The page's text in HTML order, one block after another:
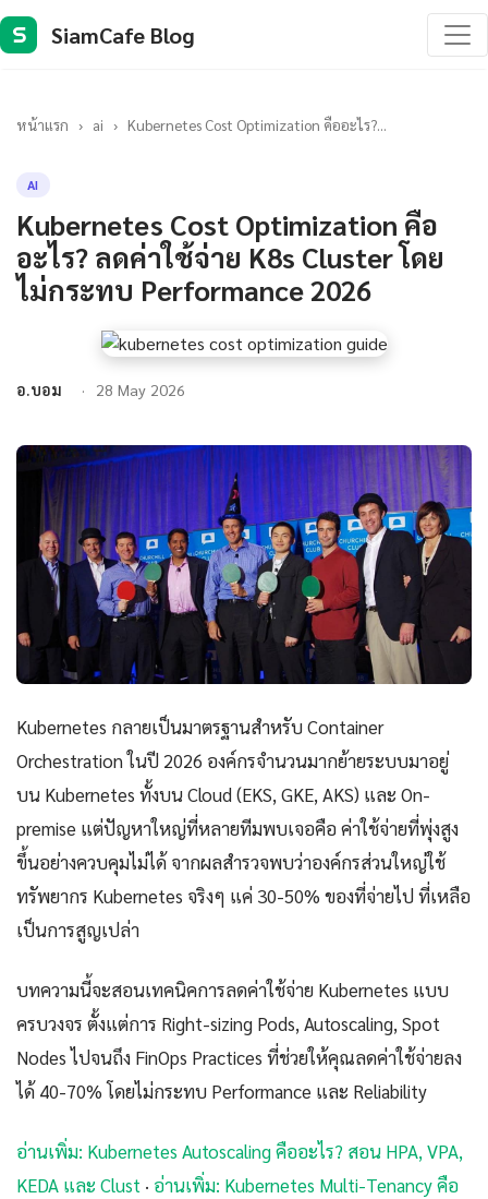
S SiamCafe Blog
หน้าแรก › ai › Kubernetes Cost Optimization คืออะไร?...
AI
Kubernetes Cost Optimization คือ
อะไร? ลดค่าใช้จ่าย K8s Cluster โดย
ไม่กระทบ Performance 2026
อ.บอม 28 May 2026
Kubernetes กลายเป็นมาตรฐานสำหรับ Container
Orchestration ในปี 2026 องค์กรจำนวนมากย้ายระบบมาอยู่
บน Kubernetes ทั้งบน Cloud (EKS, GKE, AKS) และ On-
premise แต่ปัญหาใหญ่ที่หลายทีมพบเจอคือ ค่าใช้จ่ายที่พุ่งสูง
ขึ้นอย่างควบคุมไม่ได้ จากผลสำรวจพบว่าองค์กรส่วนใหญ่ใช้
ทรัพยากร Kubernetes จริงๆ แค่ 30-50% ของที่จ่ายไป ที่เหลือ
เป็นการสูญเปล่า
บทความนี้จะสอนเทคนิคการลดค่าใช้จ่าย Kubernetes แบบ
ครบวงจร ตั้งแต่การ Right-sizing Pods, Autoscaling, Spot
Nodes ไปจนถึง FinOps Practices ที่ช่วยให้คุณลดค่าใช้จ่ายลง
ได้ 40-70% โดยไม่กระทบ Performance และ Reliability
อ่านเพิ่ม: Kubernetes Autoscaling คืออะไร? สอน HPA, VPA,
KEDA และ Clust · อ่านเพิ่ม: Kubernetes Multi-Tenancy คือ